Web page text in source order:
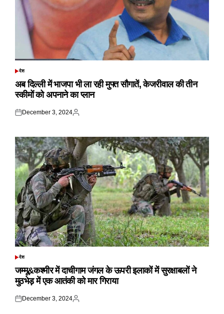
POSTED
देश
अब दिल्ली में भाजपा भी ला रही मुफ्त सौगातें, केजरीवाल की तीन
स्कीमों को अपनाने का प्लान
Posted
December 3, 2024
Posted
POSTED
देश
जम्मू&कश्मीर में दाचीगाम जंगल के ऊपरी इलाकों में सुरक्षाबलों ने
मुठभेड़ में एक आतंकी को मार गिराया
Posted
December 3, 2024
Posted